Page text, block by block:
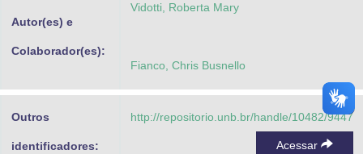
Autor(es) e
Colaborador(es):
Vidotti, Roberta Mary
Fianco, Chris Busnello
Outros
identificadores:
http://repositorio.unb.br/handle/10482/9447
Acessar